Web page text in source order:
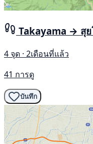
Takayama → สุ
4 จุด · 2เดือนที่แล้ว
41 การดู
บันทึก